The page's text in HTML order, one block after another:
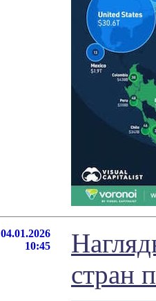
04.01.2026
10:45
стран